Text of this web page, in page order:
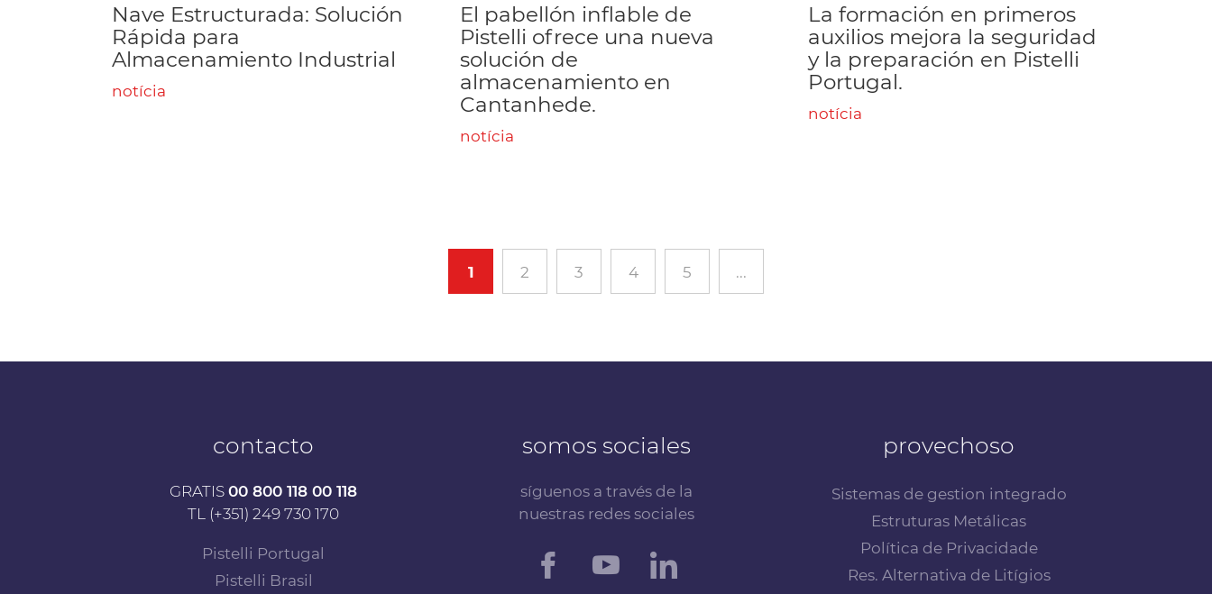
Nave Estructurada: Solución
Rápida para
Almacenamiento Industrial
notícia
El pabellón inflable de
Pistelli ofrece una nueva
solución de
almacenamiento en
Cantanhede.
notícia
La formación en primeros
auxilios mejora la seguridad
y la preparación en Pistelli
Portugal.
notícia
1 2 3 4 5 ...
contacto
GRATIS 00 800 118 00 118
TL (+351) 249 730 170
Pistelli Portugal
Pistelli Brasil
somos sociales
síguenos a través de la
nuestras redes sociales
provechoso
Sistemas de gestion integrado
Estruturas Metálicas
Política de Privacidade
Res. Alternativa de Litígios